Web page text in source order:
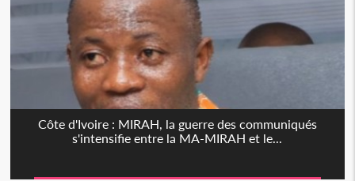
Côte d'Ivoire : MIRAH, la guerre des communiqués
s'intensifie entre la MA-MIRAH et le...